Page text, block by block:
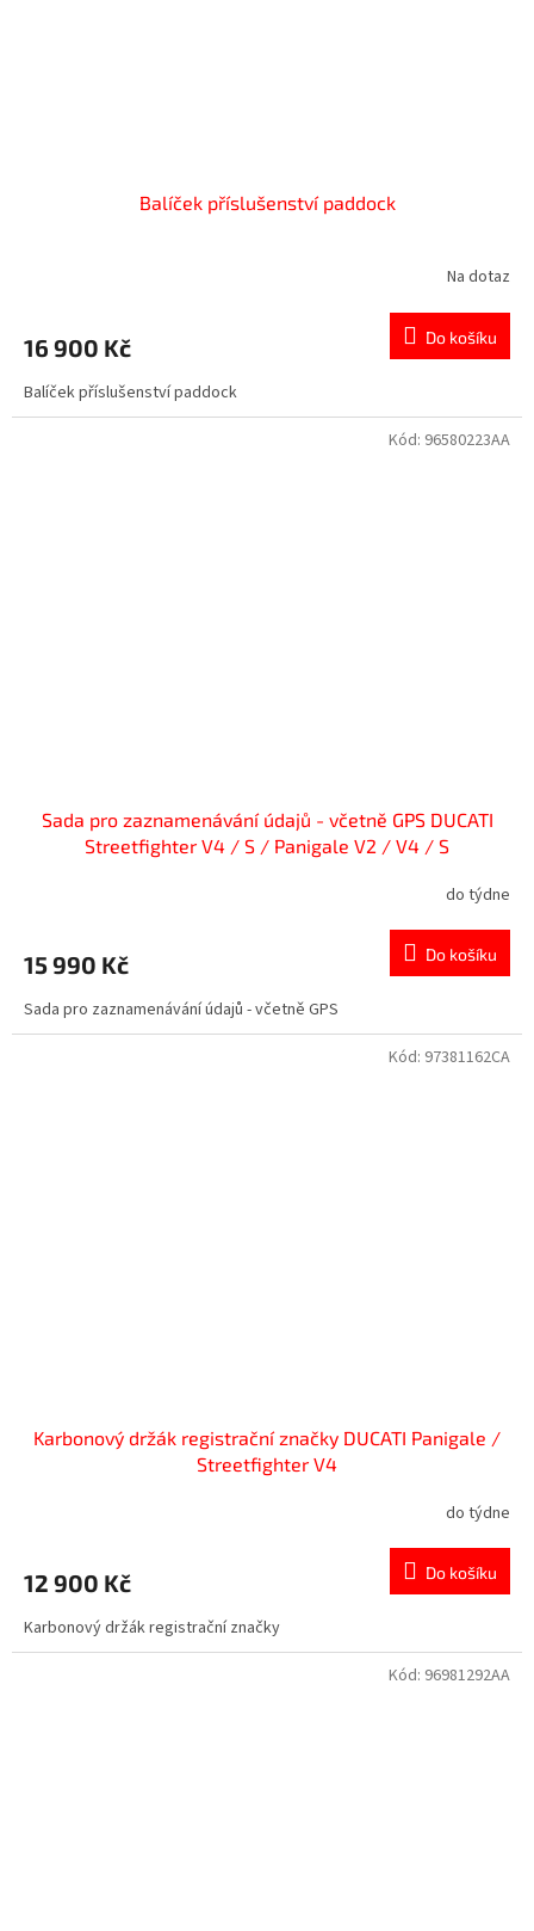
Balíček příslušenství paddock
Na dotaz
16 900 Kč Do košíku
Balíček příslušenství paddock
Sada pro zaznamenávání údajů - včetně GPS DUCATI
Streetfighter V4 / S / Panigale V2 / V4 / S
do týdne
15 990 Kč Do košíku
Sada pro zaznamenávání údajů - včetně GPS
Kód: 96580223AA
Karbonový držák registrační značky DUCATI Panigale /
Streetfighter V4
do týdne
12 900 Kč Do košíku
Karbonový držák registrační značky
Kód: 97381162CA
Kód: 96981292AA